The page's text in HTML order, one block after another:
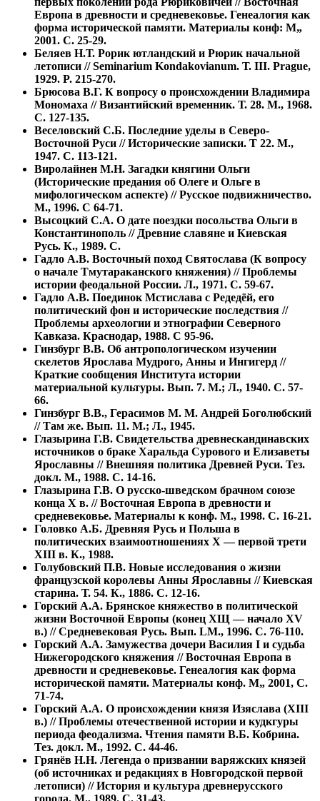
Европа в древности и средневековье. Генеалогия как
форма исторической памяти. Материалы конф: М„
2001. С. 25-29.
Беляев Н.Т. Рорик ютландский и Рюрик начальной
летописи // Seminarium Kondakovianum. Т. III. Prague,
1929. P. 215-270.
Брюсова В.Г. К вопросу о происхождении Владимира
Мономаха // Византийский временник. Т. 28. М., 1968.
С. 127-135.
Веселовский С.Б. Последние уделы в Северо-
Восточной Руси // Исторические записки. Т 22. М.,
1947. С. 113-121.
Виролайнен М.Н. Загадки княгини Ольги
(Исторические предания об Олеге и Ольге в
мифологическом аспекте) // Русское подвижничество.
М., 1996. С 64-71.
Высоцкий С.А. О дате поездки посольства Ольги в
Константинополь // Древние славяне и Киевская
Русь. К., 1989. С.
Гадло А.В. Восточный поход Святослава (К вопросу
о начале Тмутараканского княжения) // Проблемы
истории феодальной России. Л., 1971. С. 59-67.
Гадло А.В. Поединок Мстислава с Редедёй, его
политический фон и исторические последствия //
Проблемы археологии и этнографии Северного
Кавказа. Краснодар, 1988. С 95-96.
Гинзбург В.В. Об антропологическом изучении
скелетов Ярослава Мудрого, Анны и Ингигерд //
Краткие сообщения Института истории
материальной культуры. Вып. 7. М.; Л., 1940. С. 57-
66.
Гинзбург В.В., Герасимов М. М. Андрей Боголюбский
// Там же. Вып. 11. М.; Л., 1945.
Глазырина Г.В. Свидетельства древнескандинавских
источников о браке Харальда Сурового и Елизаветы
Ярославны // Внешняя политика Древней Руси. Тез.
докл. М., 1988. С. 14-16.
Глазырина Г.В. О русско-шведском брачном союзе
конца Х в. // Восточная Европа в древности и
средневековье. Материалы к конф. М., 1998. С. 16-21.
Головко А.Б. Древняя Русь и Польша в
политических взаимоотношениях Х — первой трети
XIII в. К., 1988.
Голубовский П.В. Новые исследования о жизни
французской королевы Анны Ярославны // Киевская
старина. Т. 54. К., 1886. С. 12-16.
Горский А.А. Брянское княжество в политической
жизни Восточной Европы (конец ХЩ — начало XV
в.) // Средневековая Русь. Вып. LM., 1996. С. 76-110.
Горский А.А. Замужества дочери Василия I и судьба
Нижегородского княжения // Восточная Европа в
древности и средневековье. Генеалогия как форма
исторической памяти. Материалы конф. М„ 2001, С.
71-74.
Горский А.А. О происхождении князя Изяслава (XIII
в.) // Проблемы отечественной истории и кудкгуры
периода феодализма. Чтения памяти В.Б. Кобрина.
Тез. докл. М., 1992. С. 44-46.
Грянёв Н.Н. Легенда о призвании варяжских князей
(об источниках и редакциях в Новгородской первой
летописи) // История и культура древнерусского
города. М., 1989. С. 31-43.